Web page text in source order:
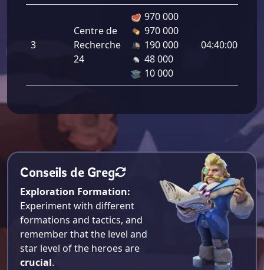
3
Centre de
Recherche
24
970 000
970 000
190 000
48 000
10 000
04:40:00
Conseils de Greg
Exploration Formation:
Experiment with different
formations and tactics, and
remember that the level and
star level of the heroes are
crucial.